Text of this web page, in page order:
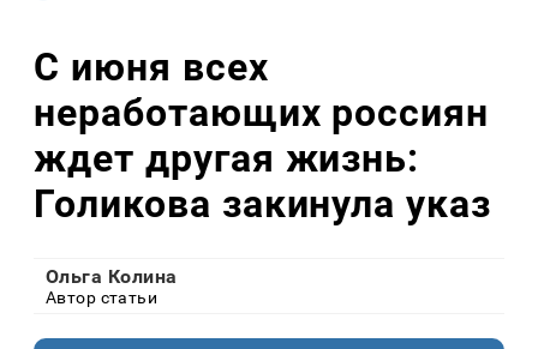
С июня всех
неработающих россиян
ждет другая жизнь:
Голикова закинула указ
Ольга Колина
Автор статьи